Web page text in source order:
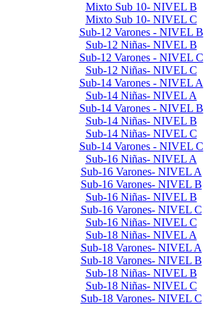
Mixto Sub 10- NIVEL B
Mixto Sub 10- NIVEL C
Sub-12 Varones - NIVEL B
Sub-12 Niñas- NIVEL B
Sub-12 Varones - NIVEL C
Sub-12 Niñas- NIVEL C
Sub-14 Varones - NIVEL A
Sub-14 Niñas- NIVEL A
Sub-14 Varones - NIVEL B
Sub-14 Niñas- NIVEL B
Sub-14 Niñas- NIVEL C
Sub-14 Varones - NIVEL C
Sub-16 Niñas- NIVEL A
Sub-16 Varones- NIVEL A
Sub-16 Varones- NIVEL B
Sub-16 Niñas- NIVEL B
Sub-16 Varones- NIVEL C
Sub-16 Niñas- NIVEL C
Sub-18 Niñas- NIVEL A
Sub-18 Varones- NIVEL A
Sub-18 Varones- NIVEL B
Sub-18 Niñas- NIVEL B
Sub-18 Niñas- NIVEL C
Sub-18 Varones- NIVEL C